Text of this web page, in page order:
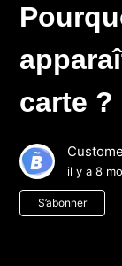
carte ?
il y a 8
S’abonner